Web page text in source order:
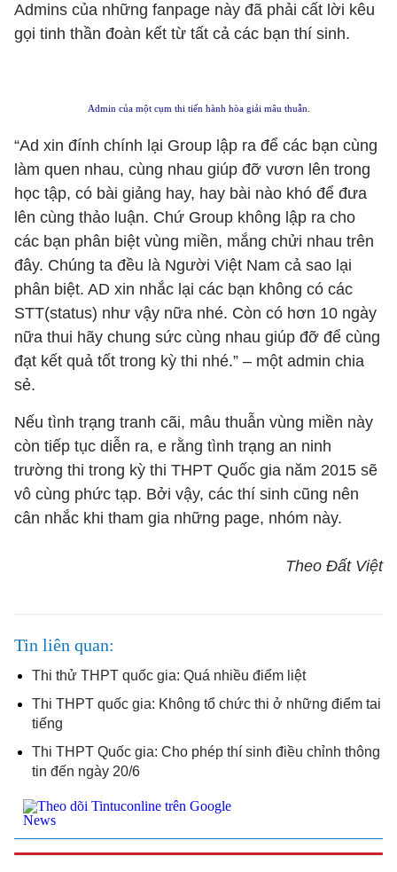
Admins của những fanpage này đã phải cất lời kêu
gọi tinh thần đoàn kết từ tất cả các bạn thí sinh.
Admin của một cụm thi tiến hành hòa giải mâu thuẫn.
“Ad xin đính chính lại Group lập ra để các bạn cùng
làm quen nhau, cùng nhau giúp đỡ vươn lên trong
học tập, có bài giảng hay, hay bài nào khó để đưa
lên cùng thảo luận. Chứ Group không lập ra cho
các bạn phân biệt vùng miền, mắng chửi nhau trên
đây. Chúng ta đều là Người Việt Nam cả sao lại
phân biệt. AD xin nhắc lại các bạn không có các
STT(status) như vậy nữa nhé. Còn có hơn 10 ngày
nữa thui hãy chung sức cùng nhau giúp đỡ để cùng
đạt kết quả tốt trong kỳ thi nhé.” – một admin chia
sẻ.
Nếu tình trạng tranh cãi, mâu thuẫn vùng miền này
còn tiếp tục diễn ra, e rằng tình trạng an ninh
trường thi trong kỳ thi THPT Quốc gia năm 2015 sẽ
vô cùng phức tạp. Bởi vậy, các thí sinh cũng nên
cân nhắc khi tham gia những page, nhóm này.
Theo Đất Việt
Tin liên quan
Thi thử THPT quốc gia: Quá nhiều điểm liệt
Thi THPT quốc gia: Không tổ chức thi ở những điểm tai
tiếng
Thi THPT Quốc gia: Cho phép thí sinh điều chỉnh thông
tin đến ngày 20/6